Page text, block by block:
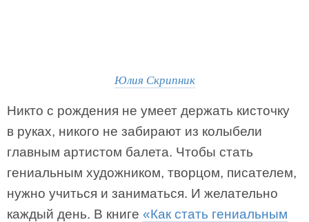
Юлия Скрипник
Никто с рождения не умеет держать кисточку
в руках, никого не забирают из колыбели
главным артистом балета. Чтобы стать
гениальным художником, творцом, писателем,
нужно учиться и заниматься. И желательно
каждый день. В книге «Как стать гениальным